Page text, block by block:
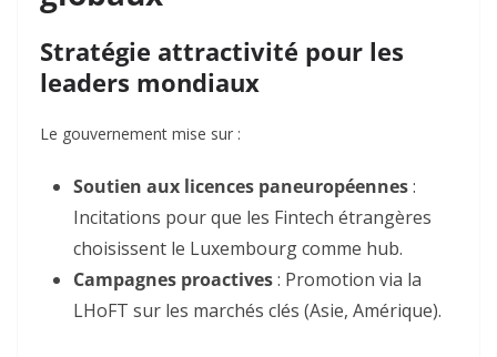
Stratégie attractivité pour les
leaders mondiaux
Le gouvernement mise sur :
Soutien aux licences paneuropéennes:
Incitations pour que les Fintech étrangères
choisissent le Luxembourg comme hub.
Campagnes proactives: Promotion via la
LHoFT sur les marchés clés (Asie, Amérique).